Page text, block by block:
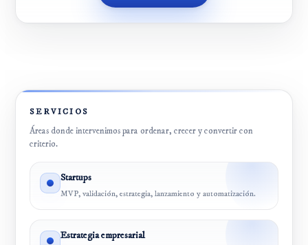
SERVICIOS
Áreas donde intervenimos para ordenar, crecer y convertir con
criterio.
Startups
MVP, validación, estrategia, lanzamiento y automatización.
Estrategia empresarial